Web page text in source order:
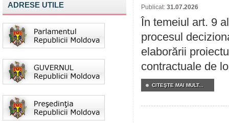
ADRESE UTILE Publicat: 31.07.2026
În temeiul art. 9
procesul
elaborării
contractuale de
CITEŞTE MAI MULT...